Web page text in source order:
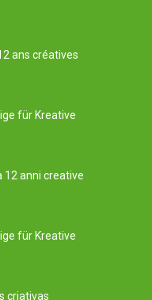
ans créatives
für Kreative
12 anni creative
für Kreative
criativas